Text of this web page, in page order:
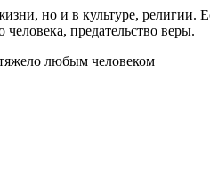
но и в культуре,
человека, предательство веры.
любым человеком